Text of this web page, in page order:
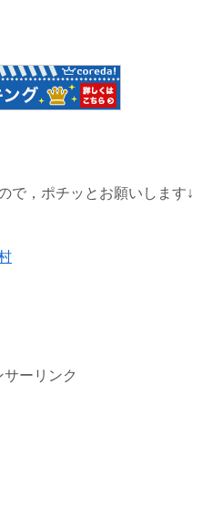
で，ポチッとお願いします↓
サーリンク